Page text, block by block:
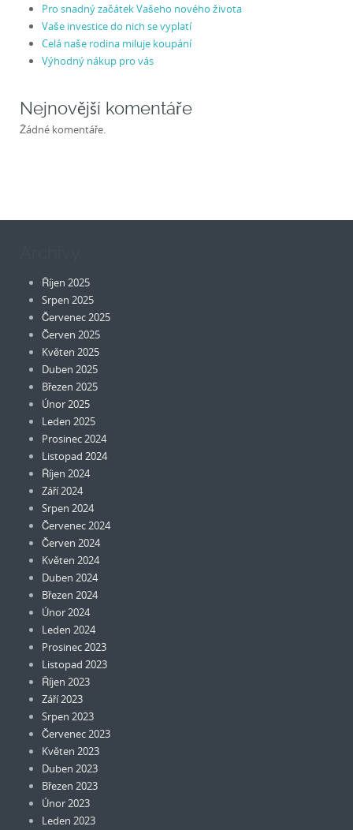
Pro snadný začátek Vašeho nového života
Vaše investice do nich se vyplatí
Celá naše rodina miluje koupání
Výhodný nákup pro vás
Nejnovější komentáře
Žádné komentáře.
Říjen 2025
Srpen 2025
Červenec 2025
Červen 2025
Květen 2025
Duben 2025
Březen 2025
Únor 2025
Leden 2025
Prosinec 2024
Listopad 2024
Říjen 2024
Září 2024
Srpen 2024
Červenec 2024
Červen 2024
Květen 2024
Duben 2024
Březen 2024
Únor 2024
Leden 2024
Prosinec 2023
Listopad 2023
Říjen 2023
Září 2023
Srpen 2023
Červenec 2023
Květen 2023
Duben 2023
Březen 2023
Únor 2023
Leden 2023